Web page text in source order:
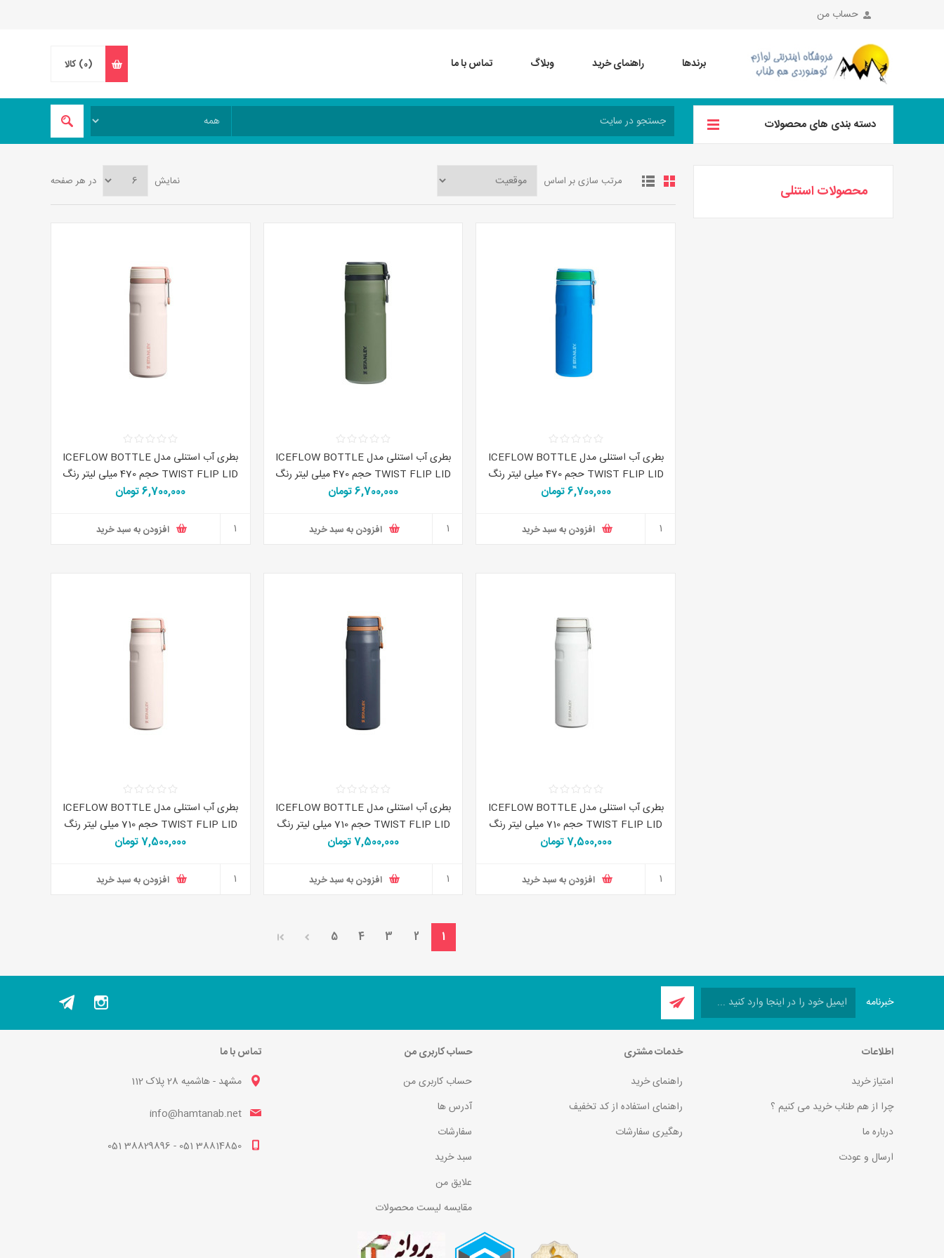
حساب من
برندها راهنمای خرید وبلاگ تماس با ما (0) کالا
دسته بندی های محصولات
مرتب سازی بر اساس نمایش در هر صفحه
بطری آب استنلی مدل ICEFLOW BOTTLE
TWIST FLIP LID حجم 470 میلی لیتر رنگ
آبی
6,700,000 تومان
افزودن به سبد خرید
بطری آب استنلی مدل ICEFLOW BOTTLE
TWIST FLIP LID حجم 470 میلی لیتر رنگ
سبز
6,700,000 تومان
افزودن به سبد خرید
بطری آب استنلی مدل ICEFLOW BOTTLE
TWIST FLIP LID حجم 470 میلی لیتر رنگ
صورتی
6,700,000 تومان
افزودن به سبد خرید
بطری آب استنلی مدل ICEFLOW BOTTLE
TWIST FLIP LID حجم 710 میلی لیتر رنگ
سفید
7,500,000 تومان
افزودن به سبد خرید
بطری آب استنلی مدل ICEFLOW BOTTLE
TWIST FLIP LID حجم 710 میلی لیتر رنگ
سورمه ای
7,500,000 تومان
افزودن به سبد خرید
بطری آب استنلی مدل ICEFLOW BOTTLE
TWIST FLIP LID حجم 710 میلی لیتر رنگ
صورتی
7,500,000 تومان
افزودن به سبد خرید
1
2
3
4
5
محصولات استنلی
خبرنامه
اطلاعات
امتیاز خرید
چرا از هم طناب خرید می کنیم ؟
درباره ما
ارسال و عودت
خدمات مشتری
راهنمای خرید
راهنمای استفاده از کد تخفیف
رهگیری سفارشات
حساب کاربری من
حساب کاربری من
آدرس ها
سفارشات
سبد خرید
علایق من
مقایسه لیست محصولات
تماس با ما
مشهد - هاشمیه 28 پلاک 112
info@hamtanab.net
38814850 051 - 38829896 051